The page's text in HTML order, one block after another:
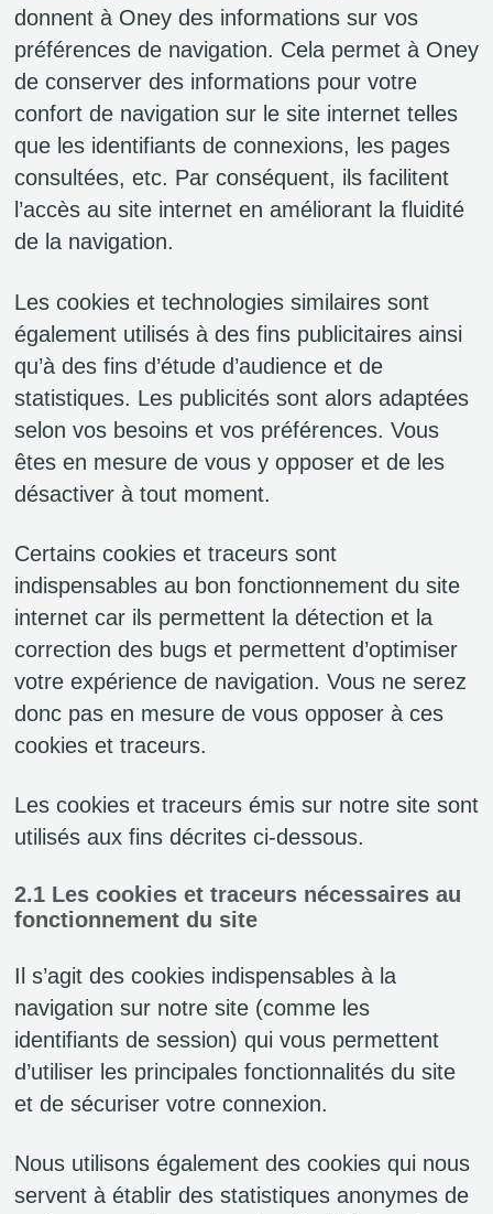
donnent à Oney des informations sur vos
préférences de navigation. Cela permet à Oney
de conserver des informations pour votre
confort de navigation sur le site internet telles
que les identifiants de connexions, les pages
consultées, etc. Par conséquent, ils facilitent
l’accès au site internet en améliorant la fluidité
de la navigation.
Les cookies et technologies similaires sont
également utilisés à des fins publicitaires ainsi
qu’à des fins d’étude d’audience et de
statistiques. Les publicités sont alors adaptées
selon vos besoins et vos préférences. Vous
êtes en mesure de vous y opposer et de les
désactiver à tout moment.
Certains cookies et traceurs sont
indispensables au bon fonctionnement du site
internet car ils permettent la détection et la
correction des bugs et permettent d’optimiser
votre expérience de navigation. Vous ne serez
donc pas en mesure de vous opposer à ces
cookies et traceurs.
Les cookies et traceurs émis sur notre site sont
utilisés aux fins décrites ci-dessous.
2.1 Les cookies et traceurs nécessaires au
fonctionnement du site
Il s’agit des cookies indispensables à la
navigation sur notre site (comme les
identifiants de session) qui vous permettent
d’utiliser les principales fonctionnalités du site
et de sécuriser votre connexion.
Nous utilisons également des cookies qui nous
servent à établir des statistiques anonymes de